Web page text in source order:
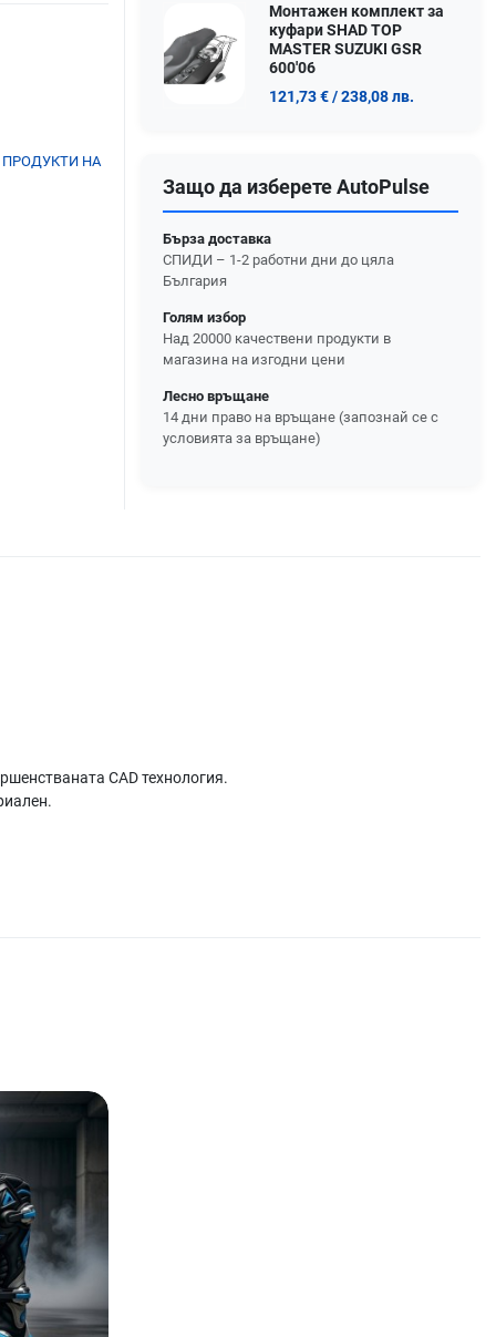
НА
Монтажен комплект за
куфари SHAD TOP
MASTER SUZUKI GSR
600'06
121,73 €/ 238,08 лв.
Защо да изберете AutoPulse
Бърза доставка
СПИДИ – 1-2 работни дни до цяла
България
Голям избор
Над 20000 качествени продукти в
магазина на изгодни цени
Лесно връщане
14 дни право на връщане (запознай се с
условията за връщане)
CAD технология.